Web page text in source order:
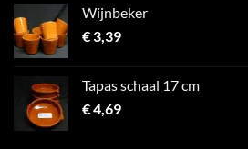
Wijnbeker
€3,39
Tapas schaal 17 cm
€4,69